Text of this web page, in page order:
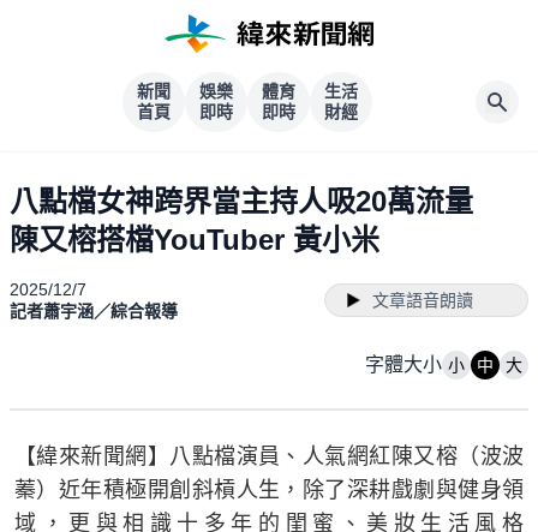
新聞
首頁
娛樂
即時
體育
即時
生活
財經
八點檔女神跨界當主持人吸20萬流量
陳又榕搭檔YouTuber 黃小米
2025/12/7
記者蕭宇涵／綜合報導
文章語音朗讀
字體大小 小 中 大
【緯來新聞網】八點檔演員、人氣網紅陳又榕（波波
蓁）近年積極開創斜槓人生，除了深耕戲劇與健身領
域，更與相識十多年的閨蜜、美妝生活風格